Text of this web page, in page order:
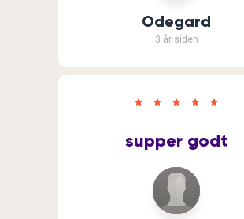
Odegard
3 år siden
supper godt